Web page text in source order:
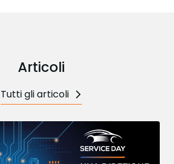
Articoli
Tutti gli articoli